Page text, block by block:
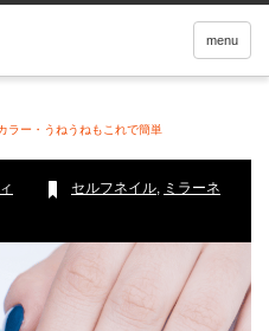
menu
ラー・うねうねもこれで簡単
セルフネイル, ミラーネ